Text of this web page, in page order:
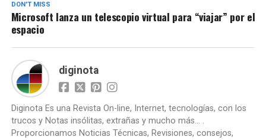
DON'T MISS
Microsoft lanza un telescopio virtual para “viajar” por el
espacio
diginota
Diginota Es una Revista On-line, Internet, tecnologías, con los
trucos y Notas insólitas, extrañas y mucho más... .
Proporcionamos Noticias Técnicas, Revisiones, consejos,